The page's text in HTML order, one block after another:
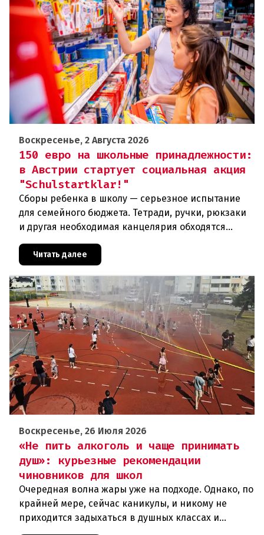
Воскресенье, 2 Августа 2026
150 евро на школьные принадлежности:
в Австрии стартует социальная акция
"Schulstartklar!"
Сборы ребенка в школу — серьезное испытание
для семейного бюджета. Тетради, ручки, рюкзаки
и другая необходимая канцелярия обходятся
семьи с низкими доходам
Читать далее
Воскресенье, 26 Июля 2026
«Не пить алкоголь и чаще принимать
душ»: курьезные рекомендации
чиновников для школ
Очередная волна жары уже на подходе. Однако, по
крайней мере, сейчас каникулы, и никому не
приходится задыхаться в душных классах и